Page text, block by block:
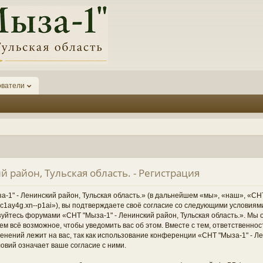
Тульская область. - Регистрация
- Ленинский район, Тульская область.» (в дальнейшем «мы», «наш»,
p1ai»), вы подтверждаете своё согласие со следующими
форумами «СНТ "Мыза-1" - Ленинский район, Тульская область.». Мы
всё возможное, чтобы уведомить вас об этом. Вместе с тем,
лежит на вас, так как использование конференции «СНТ "Мыза-1" -
означает ваше согласие с ними.